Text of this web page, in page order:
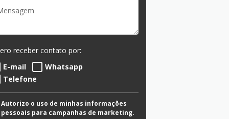
receber contato por:
E-mail
Whatsapp
Telefone
Autorizo o uso de minhas informações
pessoais para campanhas de marketing.